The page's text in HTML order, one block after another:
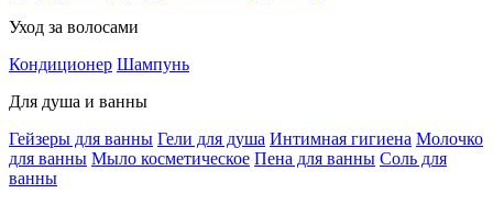
Уход за волосами
Кондиционер Шампунь
Для душа и ванны
Гейзеры для ванны Гели для душа Интимная гигиена Молочко
для ванны Мыло косметическое Пена для ванны Соль для
ванны